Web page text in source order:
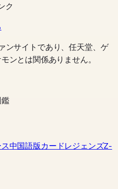
ク
ンサイトであり、任天堂、ゲ
ンとは関係ありません。
中国語版カードレジェンズZ-